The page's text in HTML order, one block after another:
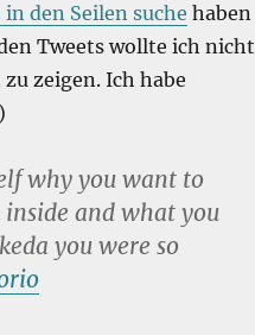
den Seilen suche haben
Tweets wollte ich nicht
zeigen. Ich habe
why you want to
inside and what you
you were so